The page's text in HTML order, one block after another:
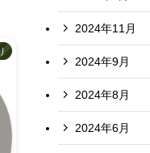
2024年11月
2024年9月
2024年8月
2024年6月